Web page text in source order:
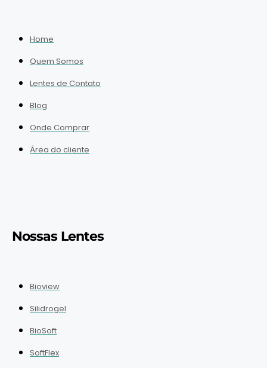
Home
Quem Somos
Lentes de Contato
Blog
Onde Comprar
Área do cliente
Nossas Lentes
Bioview
Silidrogel
BioSoft
SoftFlex